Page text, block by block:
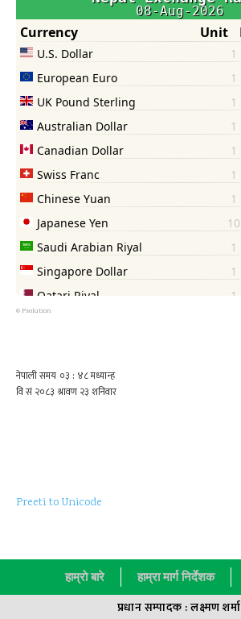
© Psolution
Preeti to Unicode
हाम्राे बारे हाम्रा मार्ग निर्देशक
प्रधान सम्पादक : लक्ष्मण शर्मा